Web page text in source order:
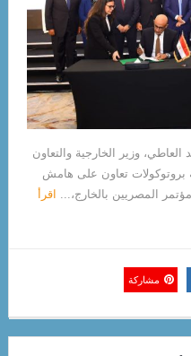
وزير الخارجية والتعاون
بروتوكولات تعاون على هامش
المصريين بالخارج،... اقرأ
مشاركة